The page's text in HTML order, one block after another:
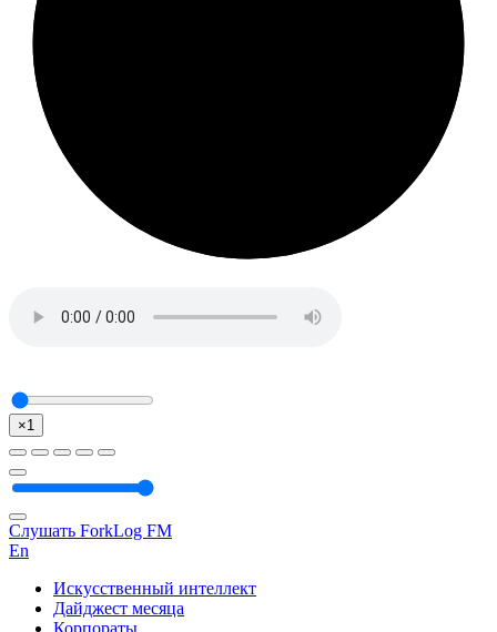
×1
Слушать ForkLog FM
En
Искусственный интеллект
Дайджест месяца
Корпораты